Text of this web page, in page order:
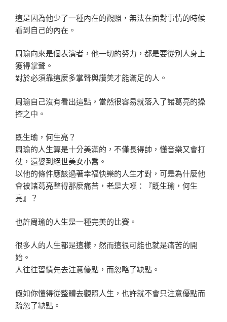
這是因為他少了一種內在的觀照，無法在面對事情的時候
看到自己的內在。
周瑜向來是個表演者，他一切的努力，都是要從別人身上
獲得掌聲。
對於必須靠這麼多掌聲與讚美才能滿足的人。
周瑜自己沒有看出這點，當然很容易就落入了諸葛亮的操
控之中。
既生瑜，何生亮？
周瑜的人生算是十分美滿的，不僅長得帥，懂音樂又會打
仗，還娶到絕世美女小喬。
以他的條件應該過著幸福快樂的人生才對，可是為什麼他
會被諸葛亮整得那麼痛苦，老是大嘆：『既生瑜，何生
亮』？
也許周瑜的人生是一種完美的比賽。
很多人的人生都是這樣，然而這很可能也就是痛苦的開
始。
人往往習慣先去注意優點，而忽略了缺點。
假如你懂得從整體去觀照人生，也許就不會只注意優點而
疏忽了缺點。